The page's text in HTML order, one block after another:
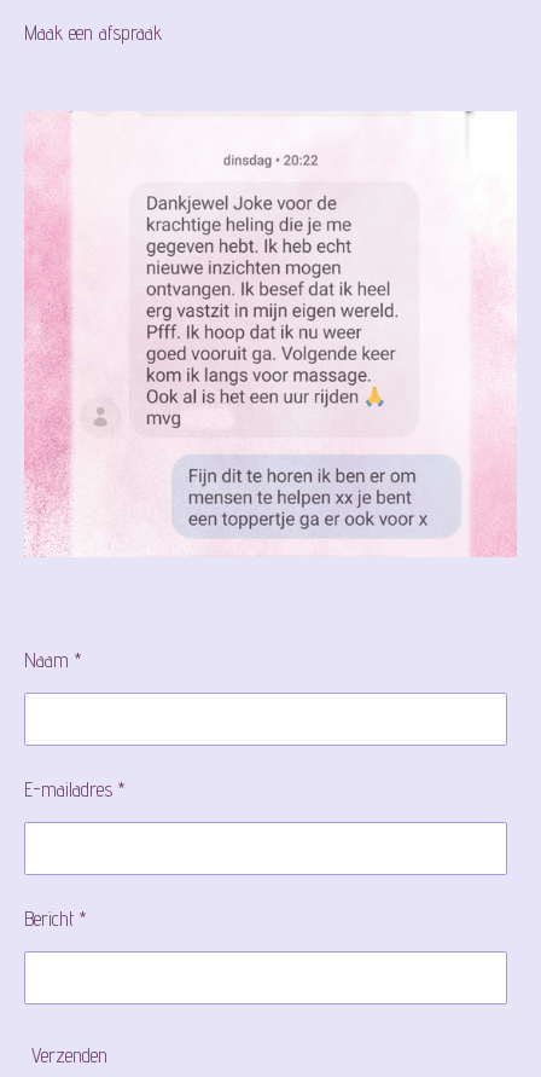
Maak een afspraak
Naam *
E-mailadres *
Bericht *
Verzenden